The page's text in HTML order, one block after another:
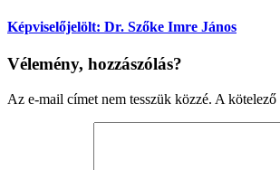
Képviselőjelölt: Dr. Szőke Imre János
Vélemény, hozzászólás?
Az e-mail címet nem tesszük közzé. A kötelező